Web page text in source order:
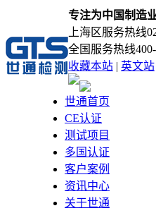
专注为中国制造
上海区服务热线
全国服务热线
收藏本站 | 英文站
世通首页
CE认证
测试项目
多国认证
客户案例
资讯中心
关于世通